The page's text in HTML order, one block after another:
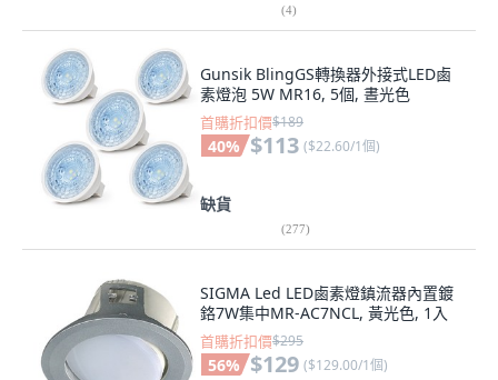
(4)
Gunsik BlingGS轉換器外接式LED鹵
素燈泡 5W MR16, 5個, 晝光色
首購折扣價$189
40% $113 ($22.60/1個)
缺貨
(277)
SIGMA Led LED鹵素燈鎮流器內置鍍
鉻7W集中MR-AC7NCL, 黃光色, 1入
首購折扣價$295
56% $129 ($129.00/1個)